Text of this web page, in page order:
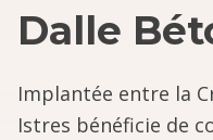
Dalle
Implantée entre la
Istres bénéficie de